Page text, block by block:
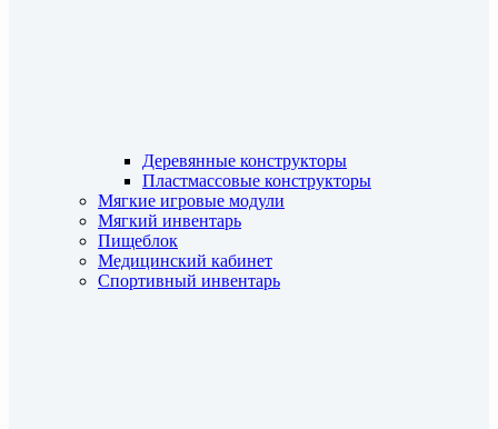
Деревянные конструкторы
Пластмассовые конструкторы
Мягкие игровые модули
Мягкий инвентарь
Пищеблок
Медицинский кабинет
Спортивный инвентарь